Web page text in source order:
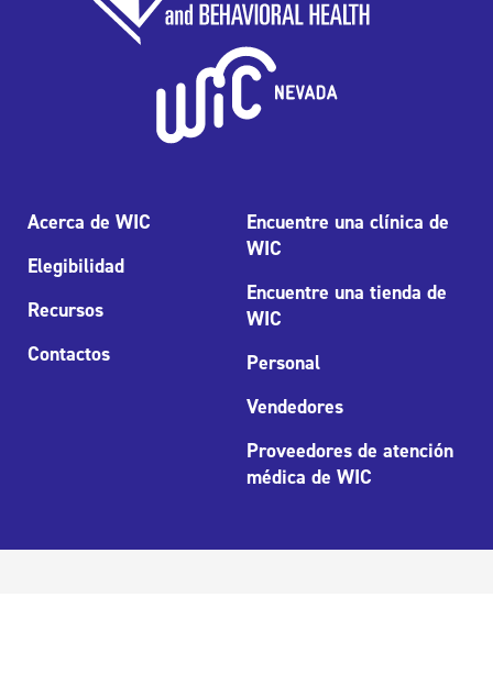
Acerca de WIC
Elegibilidad
Recursos
Contactos
Encuentre una clínica de
WIC
Encuentre una tienda de
WIC
Personal
Vendedores
Proveedores de atención
médica de WIC